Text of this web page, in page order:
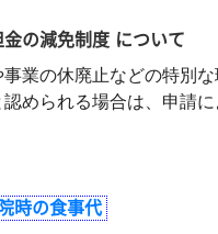
の減免制度 について
業の休廃止などの特別な
認められる場合は、申請
時の食事代